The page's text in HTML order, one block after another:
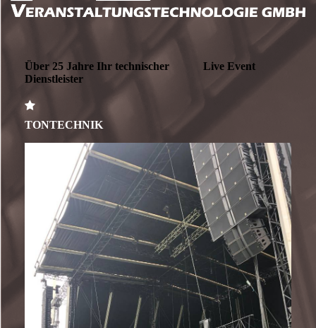
Über 25 Jahre Ihr technischer Live Event
Dienstleister
TONTECHNIK